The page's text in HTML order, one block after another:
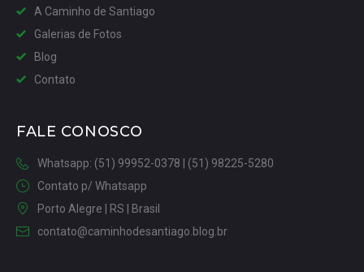
A Caminho de Santiago
Galerias de Fotos
Blog
Contato
FALE CONOSCO
Whatsapp: (51) 99952-0378 | (51) 98225-5280
Contato p/ Whatsapp
Porto Alegre | RS | Brasil
contato@caminhodesantiago.blog.br